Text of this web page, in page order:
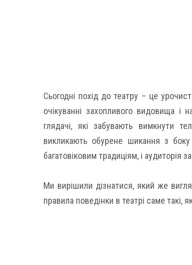
Сьогодні похід до театру – це
очікуванні захопливого видовища і
глядачі, які забувають вимкнути
викликають обурене шикання з
багатовіковим традиціям, і аудиторія
Ми вирішили дізнатися, який же
правила поведінки в театрі саме такі,